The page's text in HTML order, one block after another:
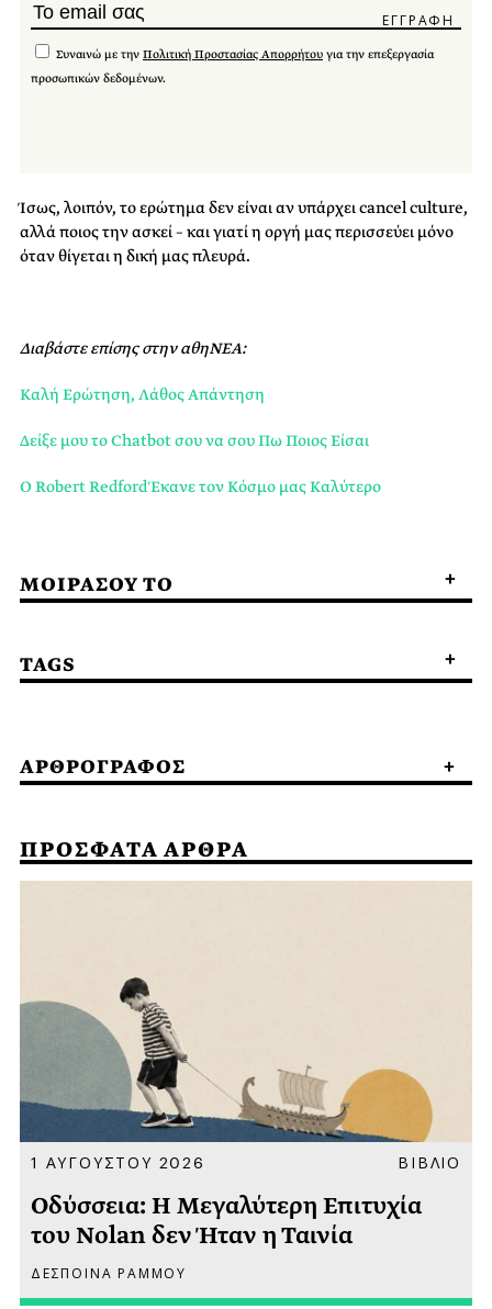
Συναινώ με την Πολιτική Προστασίας Απορρήτου για την επεξεργασία
προσωπικών δεδομένων.
Ίσως, λοιπόν, το ερώτημα δεν είναι αν υπάρχει cancel culture,
αλλά ποιος την ασκεί – και γιατί η οργή μας περισσεύει μόνο
όταν θίγεται η δική μας πλευρά.
Διαβάστε επίσης στην αθηΝΕΑ:
Καλή Ερώτηση, Λάθος Απάντηση
Δείξε μου το Chatbot σου να σου Πω Ποιος Είσαι
Ο Robert Redford Έκανε τον Κόσμο μας Καλύτερο
ΜΟΙΡΑΣΟΥ ΤΟ
TAGS
ΑΡΘΡΟΓΡΑΦΟΣ
ΠΡΟΣΦΑΤΑ ΑΡΘΡΑ
1 ΑΥΓΟΥΣΤΟΥ 2026 ΒΙΒΛΙΟ
Οδύσσεια: Η Μεγαλύτερη Επιτυχία
του Nolan δεν Ήταν η Ταινία
ΔΕΣΠΟΙΝΑ ΡΑΜΜΟΥ